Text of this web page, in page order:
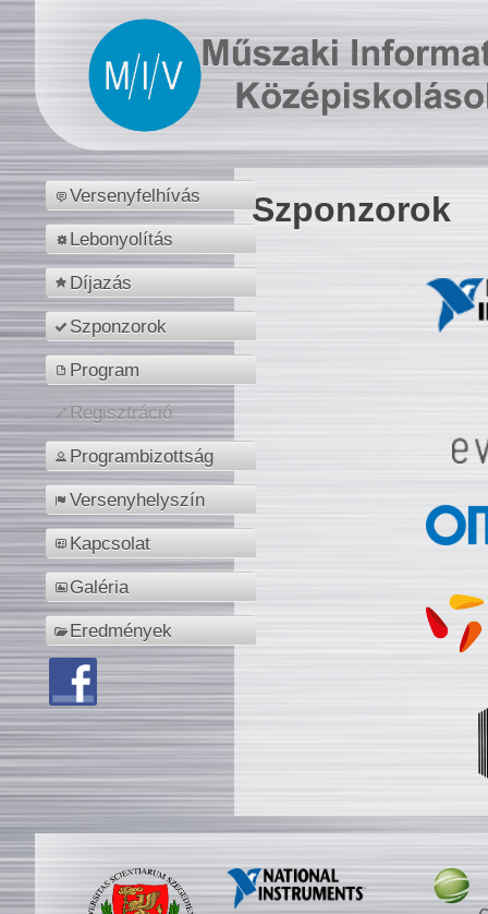
Versenyfelhívás
Lebonyolítás
Díjazás
Szponzorok
Program
Regisztráció
Programbizottság
Versenyhelyszín
Kapcsolat
Galéria
Eredmények
Szponzorok